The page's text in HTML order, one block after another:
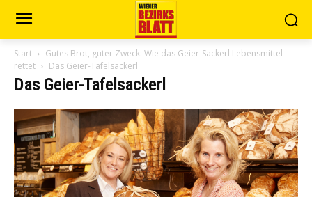
Start
Gutes Brot, guter Zweck: Wie das Geier-Sackerl Lebensmittel
rettet
Das Geier-Tafelsackerl
Das Geier-Tafelsackerl